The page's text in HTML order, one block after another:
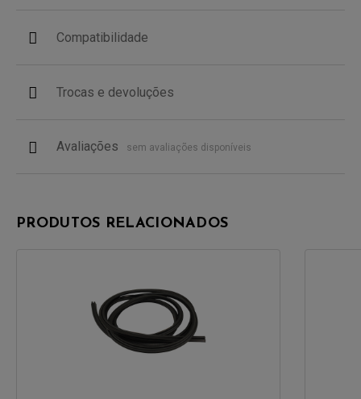
Compatibilidade
Trocas e devoluções
Avaliações sem avaliações disponíveis
PRODUTOS RELACIONADOS